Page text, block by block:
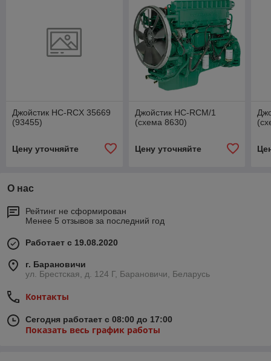
Джойстик HC-RCX 35669
(93455)
Цену уточняйте
Джойстик HC-RCM/1
(схема 8630)
Цену уточняйте
О нас
Рейтинг не сформирован
Менее 5 отзывов за последний год
Работает с 19.08.2020
г. Барановичи
ул. Брестская, д. 124 Г, Барановичи, Беларусь
Контакты
Сегодня работает с 08:00 до 17:00
Показать весь график работы